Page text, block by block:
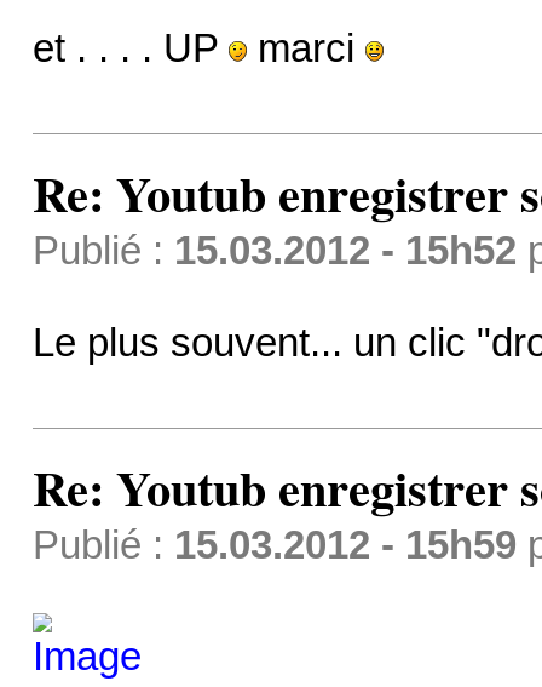
et . . . . UP marci
Re: Youtub enregistrer
Publié : 15.03.2012 - 15h52
Le plus souvent... un clic
Re: Youtub enregistrer
Publié : 15.03.2012 - 15h59